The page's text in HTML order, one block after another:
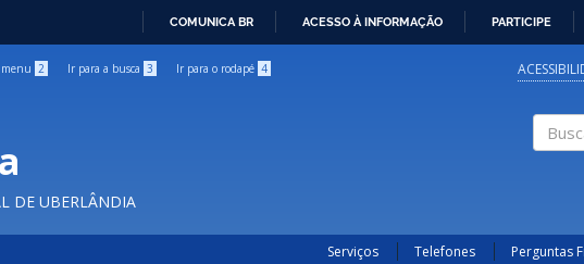
COMUNICA BR ACESSO À INFORMAÇÃO PARTICIPE
2 Ir para a busca 3 Ir para o rodapé 4
DE UBERLÂNDIA
Serviços Telefones Perguntas